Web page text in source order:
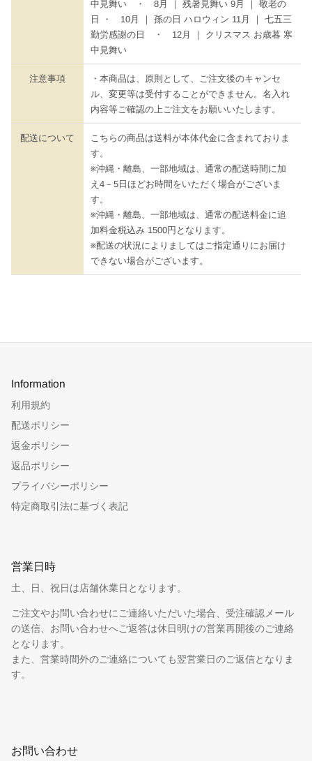
中見舞い ・ 8月 ｜ 残暑見舞い 9月 ｜ 敬老の
日 ・ 10月 ｜ 孫の日 ハロウィン 11月 ｜ 七五三
勤労感謝の日 ・ 12月 ｜ クリスマス お歳暮 寒
中見舞い
注意事項
・本商品は、原則として、ご注文後のキャンセ
ル、変更等は受付することができません。名入れ
内容等ご確認の上ご注文をお願いいたします。
配送について
こちらの商品は送料が本体代金に含まれておりま
す。
※沖縄・離島、一部地域は、通常の配送時間に加
え4－5日ほどお時間をいただく場合がございま
す。
※沖縄・離島、一部地域は、通常の配送料金に追
加料金税込み 1500円となります。
※配送の状況によりましてはご指定通りにお届け
できない場合がございます。
Information
利用規約
配送ポリシー
返金ポリシー
返品ポリシー
プライバシーポリシー
特定商取引法に基づく表記
営業日時
土、日、祝日は店舗休業日となります。
ご注文やお問い合わせにご連絡いただいた場合、受注確認メール
の送信、お問い合わせへご返答は休日明けの営業再開後のご連絡
となります。
また、営業時間外のご連絡についても翌営業日のご返信となりま
す。
お問い合わせ